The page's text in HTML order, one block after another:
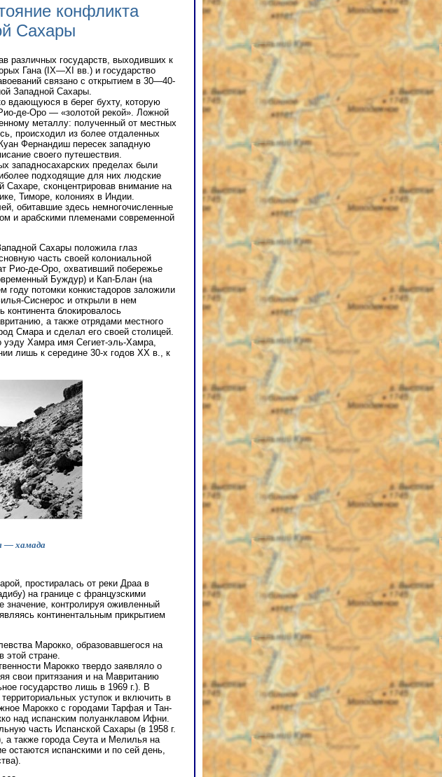
конфликта
Сахары
различных государств, выходивших к
Гана (IX—XI вв.) и государство
связано с открытием в 30—40-
Западной Сахары.
вдающуюся в берег бухту, которую
де-Оро — «золотой рекой». Ложной
металлу: полученный от местных
происходил из более отдаленных
Фернандиш пересек западную
своего путешествия.
западносахарских пределах были
подходящие для них людские
Сахаре, сконцентрировав внимание на
Тиморе, колониях в Индии.
обитавшие здесь немногочисленные
и арабскими племенами современной
Сахары положила глаз
часть своей колониальной
Рио-де-Оро, охвативший побережье
Буждур) и Кап-Блан (на
потомки конкистадоров заложили
Сиснерос и открыли в нем
континента блокировалось
а также отрядами местного
Смара и сделал его своей столицей.
уэду Хамра имя Сегиет-эль-Хамра,
лишь к середине 30-х годов ХХ в., к
— хамада
простиралась от реки Драа в
на границе с французскими
значение, контролируя оживленный
континентальным прикрытием
Марокко, образовавшегося на
этой стране.
Марокко твердо заявляло о
свои притязания и на Мавританию
государство лишь в 1969 г.). В
уступок и включить в
Марокко с городами Тарфая и Тан-
над испанским полуанклавом Ифни.
часть Испанской Сахары (в 1958 г.
а также города Сеута и Мелилья на
остаются испанскими и по сей день,